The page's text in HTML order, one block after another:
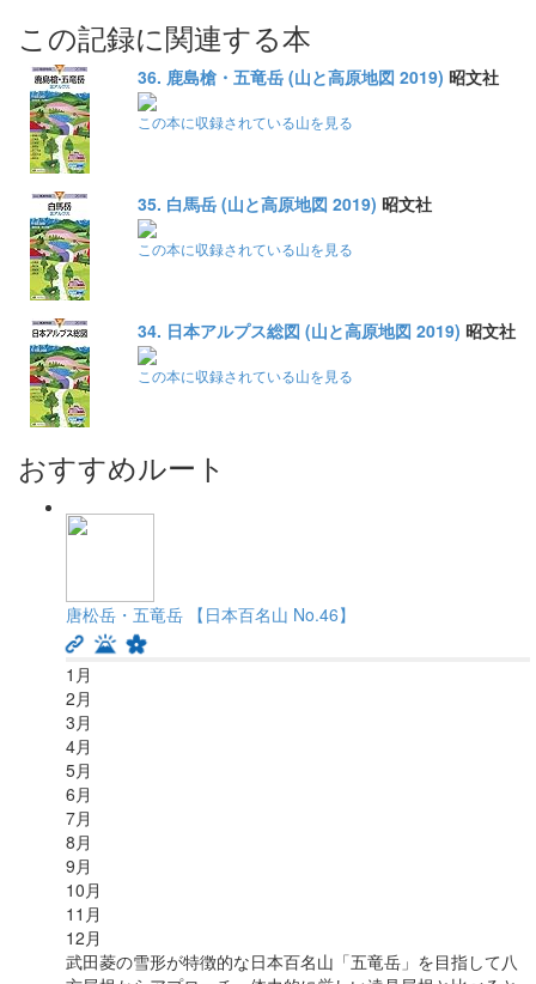
この記録に関連する本
36. 鹿島槍・五竜岳 (山と高原地図 2019) 昭文社
この本に収録されている山を見る
35. 白馬岳 (山と高原地図 2019) 昭文社
この本に収録されている山を見る
34. 日本アルプス総図 (山と高原地図 2019) 昭文社
この本に収録されている山を見る
おすすめルート
唐松岳・五竜岳 【日本百名山 No.46】
1 月
2月
3月
4月
5月
6月
7月
8月
9月
10月
11 月
12月
武田菱の雪形が特徴的な日本百名山「五竜岳」を目指して八